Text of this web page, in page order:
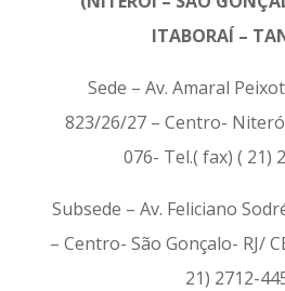
ITABORAÍ –
Sede – Av. Amaral
823/26/27 – Centro- Niterói
076- Tel.( fax) ( 21)
Subsede – Av. Feliciano
– Centro- São Gonçalo- RJ/
21) 2712-